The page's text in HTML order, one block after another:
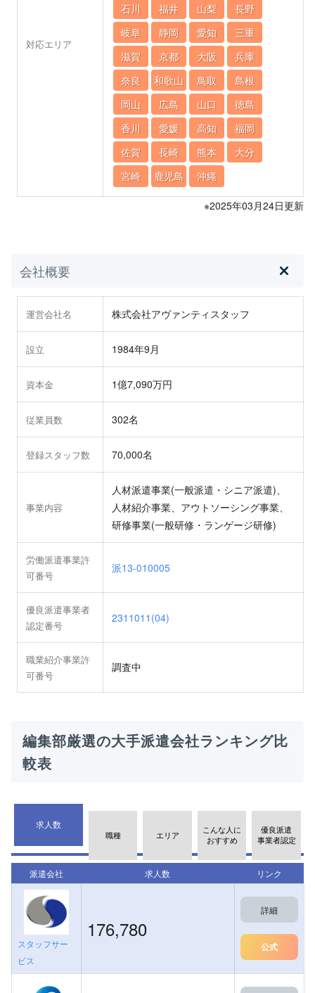
対応エリア
石川
福井 山梨
長野
岐阜
静岡 愛知
三重
滋賀
京都 大阪
兵庫
奈良
和歌山 鳥取
島根
岡山
広島 山口
徳島
香川
愛媛 高知
福岡
佐賀
長崎 熊本
大分
宮崎
鹿児島 沖縄
※2025年03月24日更新
会社概要
運営会社名 株式会社アヴァンティスタッフ
設立 1984年9月
資本金 1億7,090万円
従業員数 302名
登録スタッフ数 70,000名
事業内容
人材派遣事業(一般派遣・シニア派遣)、
人材紹介事業、アウトソーシング事業、
研修事業(一般研修・ランゲージ研修)
労働派遣事業許
可番号
派13-010005
優良派遣事業者
認定番号
2311011(04)
職業紹介事業許
可番号
調査中
編集部厳選の大手派遣会社ランキング比
較表
求人数
職種 エリア
こんな人に
おすすめ
優良派遣
事業者認定
派遣会社 求人数 リンク
スタッフサー
ビス
176,780
詳細
公式